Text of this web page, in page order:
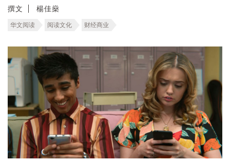
撰文 楊佳燊
华文阅读 阅读文化 财经商业